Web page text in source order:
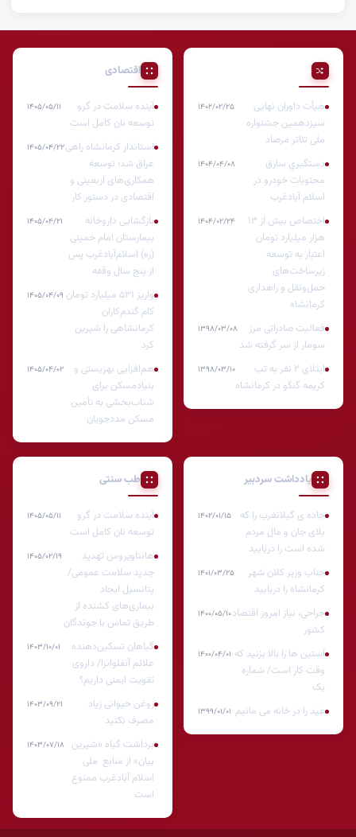
پیشنهادی
هیأت داوران نهایی
سیزدهمین جشنواره
ملی تئاتر مرصاد
۱۴۰۲/۰۲/۲۵
دستگيري سارق
محتويات خودرو در
اسلام آبادغرب
۱۴۰۴/۰۴/۰۸
اختصاص بیش از ۱۳
هزار میلیارد تومان
اعتبار به توسعه
زیرساخت‌های
حمل‌ونقل و راهداری
کرمانشاه
۱۴۰۴/۰۲/۲۴
فعالیت صادراتی مرز
سومار از سر گرفته شد
۱۳۹۸/۰۳/۰۸
ابتلای ۲ نفر به تب
کریمه گنگو در کرمانشاه
۱۳۹۸/۰۳/۱۰
اقتصادی
آینده سلامت در گرو
توسعه نان کامل است
۱۴۰۵/۰۵/۱۱
استاندار کرمانشاه راهی
عراق شد؛ توسعه
همکاری‌های اربعینی و
اقتصادی در دستور کار
۱۴۰۵/۰۴/۲۲
بازگشایی داروخانه
بیمارستان امام خمینی
(ره) اسلام‌آبادغرب پس
از پنج سال وقفه
۱۴۰۵/۰۴/۲۱
واریز ۵۳۱ میلیارد تومان
کام گندم‌کاران
کرمانشاهی را شیرین
کرد
۱۴۰۵/۰۴/۰۹
هم‌افزایی بهزیستی و
بنیادمسکن برای
شتاب‌بخشی به تأمین
مسکن مددجویان
۱۴۰۵/۰۴/۰۲
یادداشت سردبیر
جاده ی گیلانغرب را که
بلای جان و مال مردم
شده است را دریابید
۱۴۰۲/۰۱/۱۵
جناب وزیر کلان شهر
کرمانشاه را دریابید
۱۴۰۱/۰۳/۲۵
جراحی، نیاز امروز اقتصاد
کشور
۱۴۰۰/۰۵/۱۰
آستین ها را بالا بزنید که
وقت کار است/ شماره
یک
۱۴۰۰/۰۴/۰۱
عید را در خانه می مانیم ۱۳۹۹/۰۱/۰۱
طب سنتی
آینده سلامت در گرو
توسعه نان کامل است
۱۴۰۵/۰۵/۱۱
هانتاویروس تهدید
جدید سلامت عمومی/
پتانسیل ایجاد
بیماری‌های کشنده از
طریق تماس با جوندگان
۱۴۰۵/۰۲/۱۹
گیاهان تسکین‌دهنده
علائم آنفلوانزا/ داروی
تقویت ایمنی داریم؟
۱۴۰۳/۱۰/۰۱
روغن حیوانی زیاد
مصرف نکنید
۱۴۰۳/۰۹/۲۱
برداشت گیاه «شیرین
بیان» از منابع ملی
اسلام آبادغرب ممنوع
است
۱۴۰۳/۰۷/۱۸